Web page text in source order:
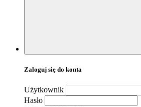
Zaloguj się do konta
Użytkownik
Hasło